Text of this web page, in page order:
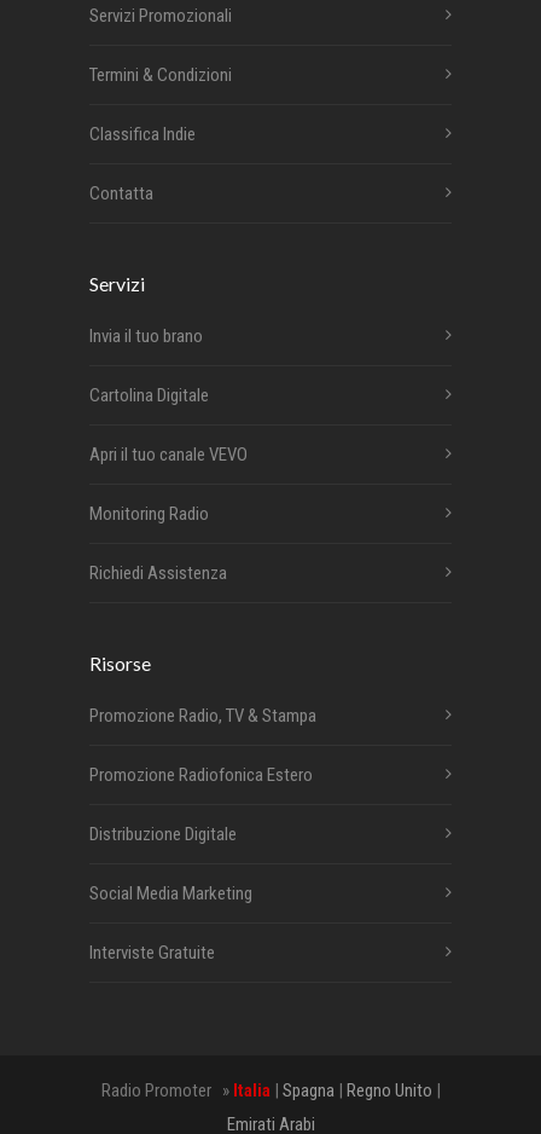
Servizi Promozionali
Termini & Condizioni
Classifica Indie
Contatta
Servizi
Invia il tuo brano
Cartolina Digitale
Apri il tuo canale VEVO
Monitoring Radio
Richiedi Assistenza
Risorse
Promozione Radio, TV & Stampa
Promozione Radiofonica Estero
Distribuzione Digitale
Social Media Marketing
Interviste Gratuite
Radio Promoter » Italia| Spagna | Regno Unito |
Emirati Arabi